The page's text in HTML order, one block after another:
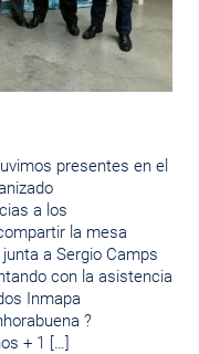
presentes en el
a los
la mesa
a Sergio Camps
con la asistencia
Inmapa
?
+ 1 […]